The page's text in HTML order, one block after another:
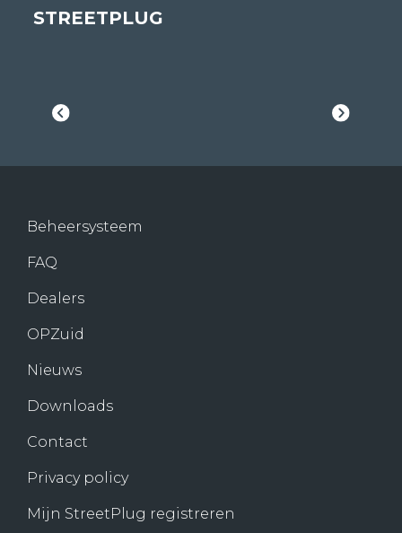
STREETPLUG
Beheersysteem
FAQ
Dealers
OPZuid
Nieuws
Downloads
Contact
Privacy policy
Mijn StreetPlug registreren